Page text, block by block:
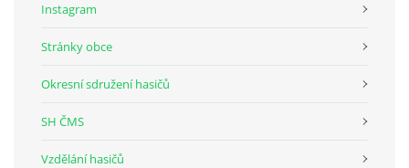
Instagram
Stránky obce
Okresní sdružení hasičů
SH ČMS
Vzdělání hasičů